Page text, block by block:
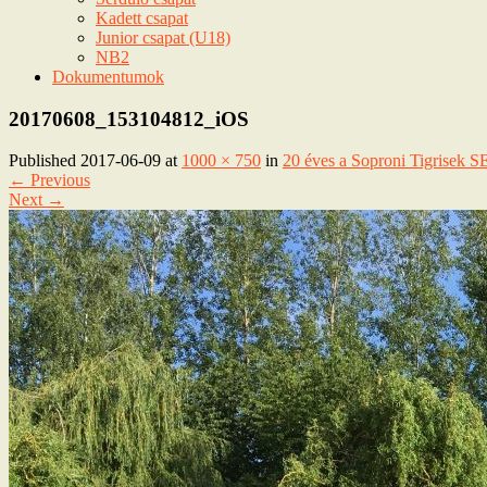
Kadett csapat
Junior csapat (U18)
NB2
Dokumentumok
20170608_153104812_iOS
Published 2017-06-09 at 1000 × 750 in 20 éves a Soproni Tigrisek
← Previous
Next →